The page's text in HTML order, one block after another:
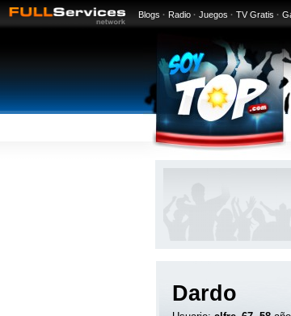
Blogs · Radio · Juegos · TV Gratis ·
Dardo